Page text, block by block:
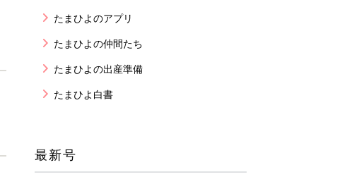
たまひよのアプリ
たまひよの仲間たち
たまひよの出産準備
たまひよ白書
最新号